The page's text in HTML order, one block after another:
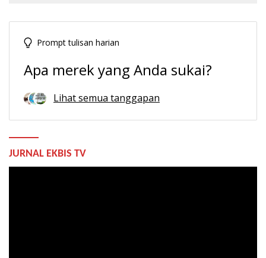
Prompt tulisan harian
Apa merek yang Anda sukai?
Lihat semua tanggapan
JURNAL EKBIS TV